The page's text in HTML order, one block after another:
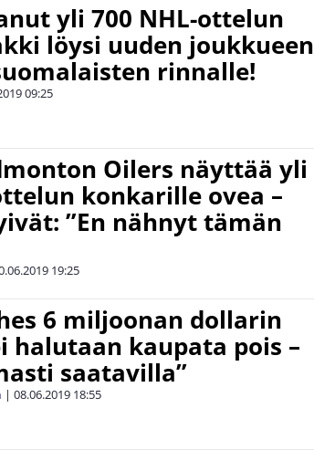
yli 700 NHL-ottelun
löysi uuden joukkueen
rinnalle!
09:25
Oilers näyttää yli
konkarille ovea –
”En nähnyt tämän
19:25
6 miljoonan dollarin
halutaan kaupata pois –
saatavilla”
| 08.06.2019 18:55